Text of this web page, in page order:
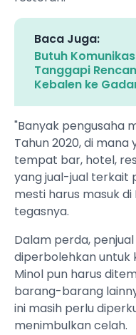
Baca Juga:
Butuh
Tanggapi
Kebalen ke
"Banyak pengusaha
Tahun 2020, di
tempat bar, hotel,
yang jual-jual terkait
mesti harus masuk
tegasnya.
Dalam perda,
diperbolehkan untuk
Minol pun harus
barang-barang
ini masih perlu
menimbulkan celah.